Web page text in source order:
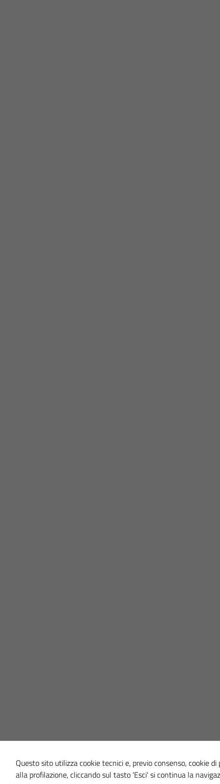
Questo sito utilizza cookie tecnici e, previo consenso, cookie
alla profilazione, cliccando sul tasto 'Esci' si continua la